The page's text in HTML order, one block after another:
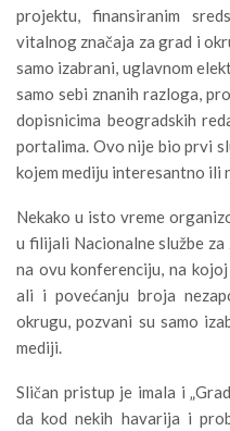
projektu, finansiranim
vitalnog značaja za grad i
samo izabrani, uglavnom
samo sebi znanih razloga,
dopisnicima beogradskih
portalima. Ovo nije bio prvi
kojem mediju interesantno ili
Nekako u isto vreme
u filijali Nacionalne službe
na ovu konferenciju, na
ali i povećanju broja
okrugu, pozvani su samo
mediji.
Sličan pristup je imala i
da kod nekih havarija i